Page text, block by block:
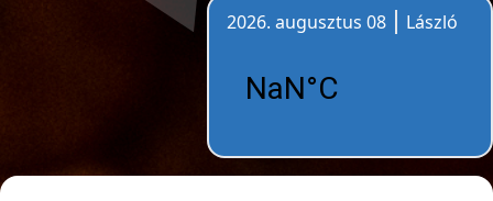
2026. augusztus 08
László